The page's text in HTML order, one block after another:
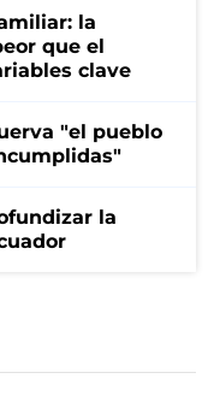
la
que el
clave
"el pueblo
la